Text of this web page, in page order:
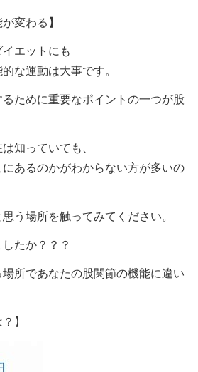
変わる】
イエットにも
な運動は大事です。
ために重要なポイントの一つが股
知っていても、
あるのかがわからない方が多いの
う場所を触ってみてください。
たか？？？
所であなたの股関節の機能に違い
】